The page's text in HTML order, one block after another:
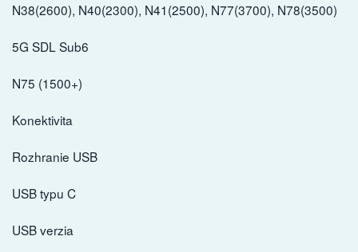
N38(2600), N40(2300), N41(2500), N77(3700), N78(3500)
5G SDL Sub6
N75 (1500+)
Konektivita
Rozhranie USB
USB typu C
USB verzia